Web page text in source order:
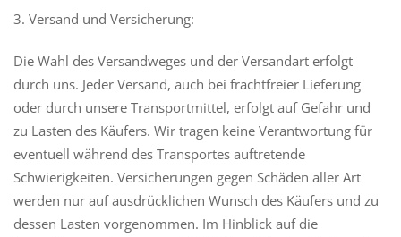
3. Versand und Versicherung:
Die Wahl des Versandweges und der Versandart erfolgt
durch uns. Jeder Versand, auch bei frachtfreier Lieferung
oder durch unsere Transportmittel, erfolgt auf Gefahr und
zu Lasten des Käufers. Wir tragen keine Verantwortung für
eventuell während des Transportes auftretende
Schwierigkeiten. Versicherungen gegen Schäden aller Art
werden nur auf ausdrücklichen Wunsch des Käufers und zu
dessen Lasten vorgenommen. Im Hinblick auf die